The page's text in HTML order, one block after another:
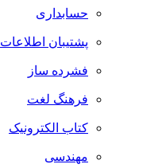
حسابداری
پشتیبان اطلاعات
فشرده ساز
فرهنگ لغت
کتاب الکترونیک
مهندسی